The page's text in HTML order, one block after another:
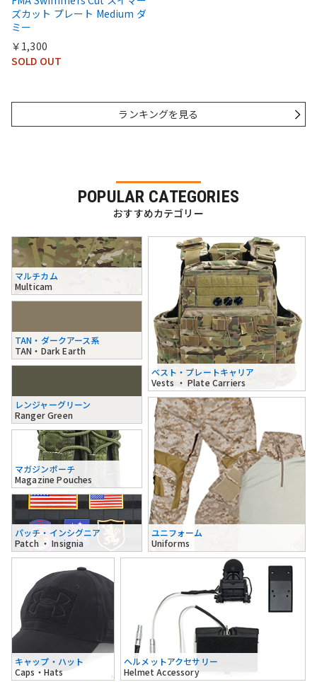
ズカット プレート Medium ダ
ミー
￥1,300
SOLD OUT
ランキングを見る
POPULAR CATEGORIES
おすすめカテゴリー
マルチカム
Multicam
TAN・ダークアース系
TAN・Dark Earth
レンジャーグリーン
Ranger Green
ベスト・プレートキャリア
Vests ・ Plate Carriers
マガジンポーチ
Magazine Pouches
パッチ・インシグニア
Patch ・ Insignia
ユニフォーム
Uniforms
キャップ・ハット
Caps・Hats
ヘルメットアクセサリー
Helmet Accessory